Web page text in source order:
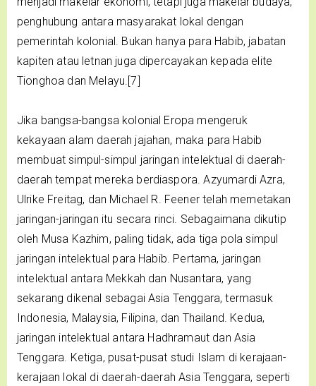
penghubung antara masyarakat lokal dengan
pemerintah kolonial. Bukan hanya para Habib, jabatan
kapiten atau letnan juga dipercayakan kepada elite
Tionghoa dan Melayu.[7]
Jika bangsa-bangsa kolonial Eropa mengeruk
kekayaan alam daerah jajahan, maka para Habib
membuat simpul-simpul jaringan intelektual di daerah-
daerah tempat mereka berdiaspora. Azyumardi Azra,
Ulrike Freitag, dan Michael R. Feener telah memetakan
jaringan-jaringan itu secara rinci. Sebagaimana dikutip
oleh Musa Kazhim, paling tidak, ada tiga pola simpul
jaringan intelektual para Habib. Pertama, jaringan
intelektual antara Mekkah dan Nusantara, yang
sekarang dikenal sebagai Asia Tenggara, termasuk
Indonesia, Malaysia, Filipina, dan Thailand. Kedua,
jaringan intelektual antara Hadhramaut dan Asia
Tenggara. Ketiga, pusat-pusat studi Islam di kerajaan-
kerajaan lokal di daerah-daerah Asia Tenggara, seperti